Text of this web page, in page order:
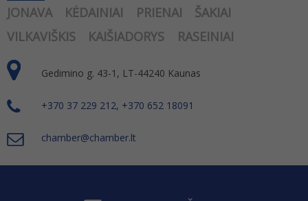
JONAVA
KĖDAINIAI PRIENAI
ŠAKIAI
VILKAVIŠKIS
KAIŠIADORYS RASEINIAI
Gedimino g. 43-1, LT-44240 Kaunas
+370 37 229 212, +370 652 18091
chamber@chamber.lt